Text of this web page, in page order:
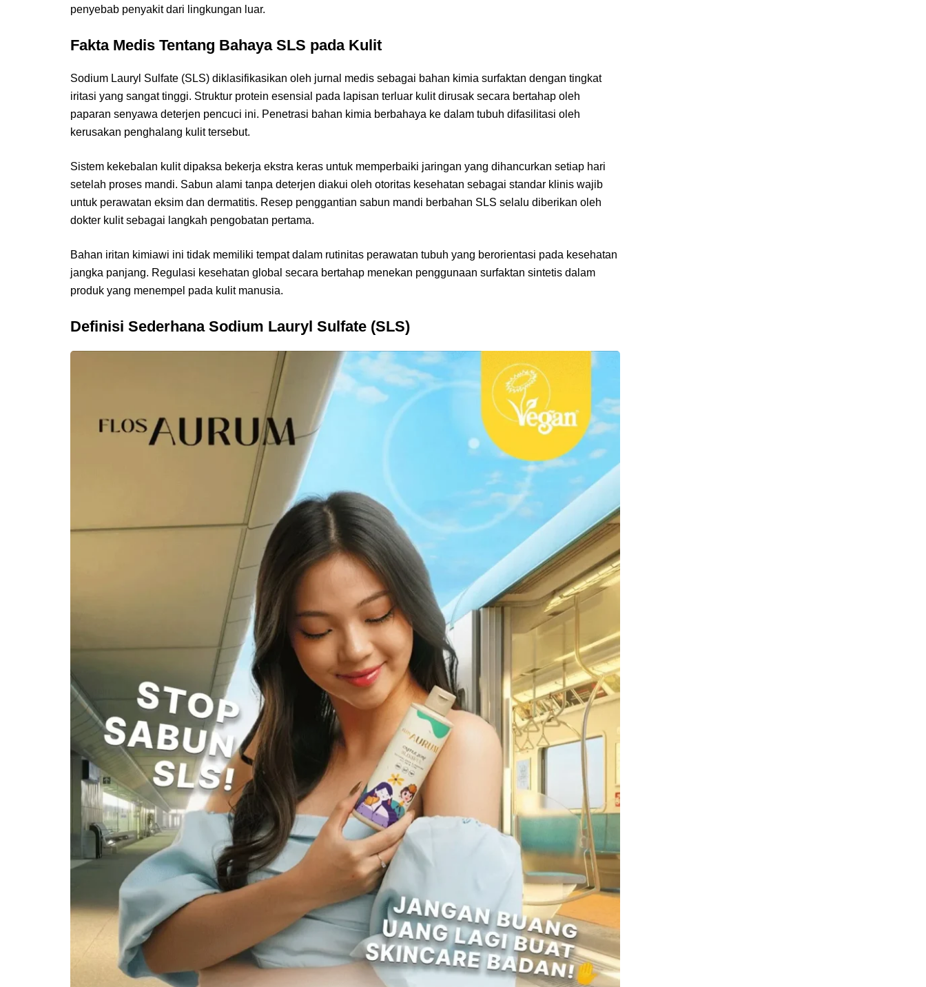
penyebab penyakit dari lingkungan luar.
Fakta Medis Tentang Bahaya SLS pada Kulit
Sodium Lauryl Sulfate (SLS) diklasifikasikan oleh jurnal medis sebagai bahan kimia surfaktan dengan tingkat
iritasi yang sangat tinggi. Struktur protein esensial pada lapisan terluar kulit dirusak secara bertahap oleh
paparan senyawa deterjen pencuci ini. Penetrasi bahan kimia berbahaya ke dalam tubuh difasilitasi oleh
kerusakan penghalang kulit tersebut.
Sistem kekebalan kulit dipaksa bekerja ekstra keras untuk memperbaiki jaringan yang dihancurkan setiap hari
setelah proses mandi. Sabun alami tanpa deterjen diakui oleh otoritas kesehatan sebagai standar klinis wajib
untuk perawatan eksim dan dermatitis. Resep penggantian sabun mandi berbahan SLS selalu diberikan oleh
dokter kulit sebagai langkah pengobatan pertama.
Bahan iritan kimiawi ini tidak memiliki tempat dalam rutinitas perawatan tubuh yang berorientasi pada kesehatan
jangka panjang. Regulasi kesehatan global secara bertahap menekan penggunaan surfaktan sintetis dalam
produk yang menempel pada kulit manusia.
Definisi Sederhana Sodium Lauryl Sulfate (SLS)